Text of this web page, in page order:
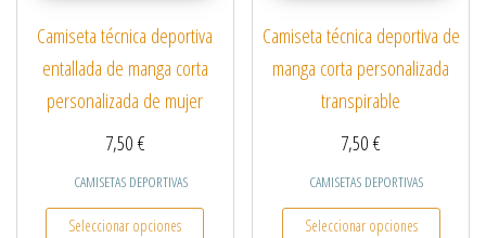
Camiseta técnica deportiva
entallada de manga corta
personalizada de mujer
7,50€
CAMISETAS DEPORTIVAS
Seleccionar opciones
Este producto tiene múltiples variantes. Las
Camiseta técnica deportiva de
manga corta personalizada
transpirable
7,50€
CAMISETAS DEPORTIVAS
Seleccionar opciones
Este